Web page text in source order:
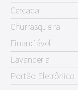
Cercada
Churrasqueira
Financiável
Lavanderia
Portão Eletrônico